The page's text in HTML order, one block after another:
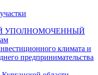
УПОЛНОМОЧЕННЫЙ
климата и
предпринимательства